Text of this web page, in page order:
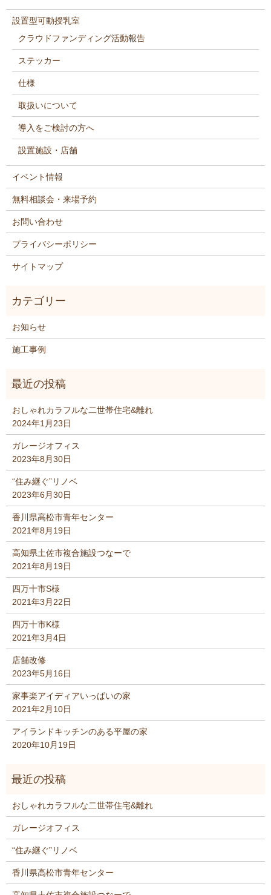
設置型可動授乳室
クラウドファンディング活動報告
ステッカー
仕様
取扱いについて
導入をご検討の方へ
設置施設・店舗
イベント情報
無料相談会・来場予約
お問い合わせ
プライバシーポリシー
サイトマップ
お知らせ
施工事例
おしゃれカラフルな二世帯住宅&離れ
2024年1月23日
ガレージオフィス
2023年8月30日
“住み継ぐ”リノベ
2023年6月30日
香川県高松市青年センター
2021年8月19日
高知県土佐市複合施設つなーで
2021年8月19日
四万十市S様
2021年3月22日
四万十市K様
2021年3月4日
店舗改修
2023年5月16日
家事楽アイディアいっぱいの家
2021年2月10日
アイランドキッチンのある平屋の家
2020年10月19日
おしゃれカラフルな二世帯住宅&離れ
ガレージオフィス
“住み継ぐ”リノベ
香川県高松市青年センター